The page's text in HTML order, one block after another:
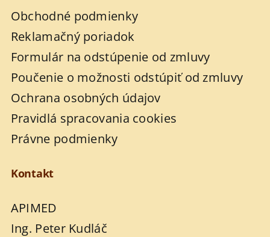
Obchodné podmienky
Reklamačný poriadok
Formulár na odstúpenie od zmluvy
Poučenie o možnosti odstúpiť od zmluvy
Ochrana osobných údajov
Pravidlá spracovania cookies
Právne podmienky
Kontakt
APIMED
Ing. Peter Kudláč